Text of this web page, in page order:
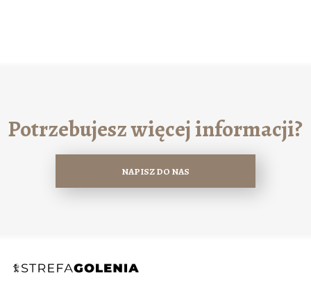
Potrzebujesz więcej informacji?
NAPISZ DO NAS